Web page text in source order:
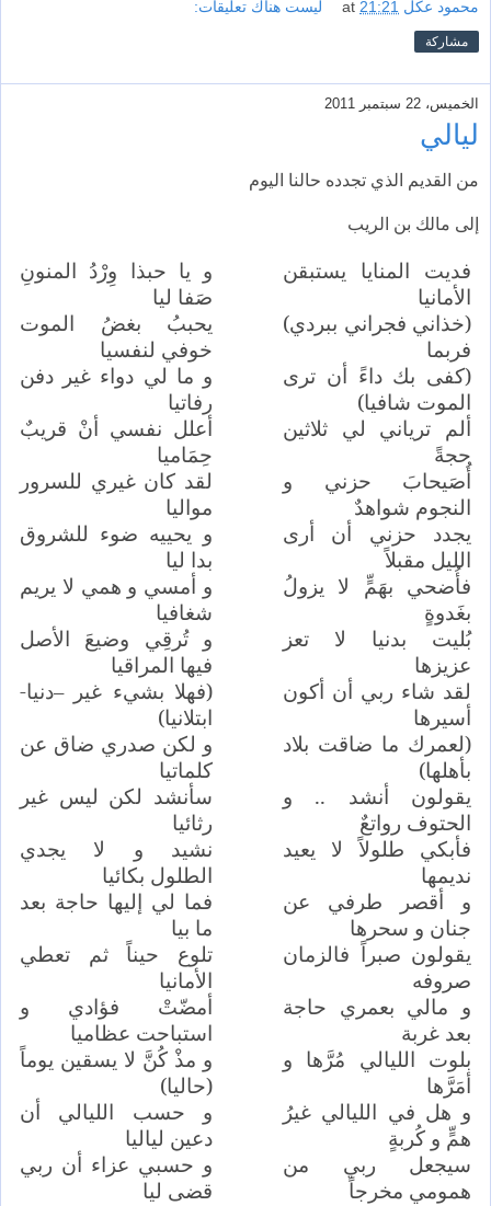
محمود عكل at 21:21 ليست هناك تعليقات:
مشاركة
الخميس، 22 سبتمبر 2011
ليالي
من القديم الذي تجدده حالنا اليوم
إلى مالك بن الريب
فديت المنايا يستبقن
الأمانيا
(خذاني فجراني ببردي)
فربما
(كفى بك داءً أن ترى
الموت شافيا)
ألم ترياني لي ثلاثين
حجةً
أُصَيحابَ حزني و
النجوم شواهدٌ
يجدد حزني أن أرى
الليل مقبلاً
فأُضحي بهَمٍّ لا يزولُ
بغَدوةٍ
بُليت بدنيا لا تعز
عزيزها
لقد شاء ربي أن أكون
أسيرها
(لعمرك ما ضاقت بلاد
بأهلها)
يقولون أنشد .. و
الحتوف رواتعٌ
فأبكي طلولاً لا يعيد
نديمها
و أقصر طرفي عن
جنان و سحرها
يقولون صبراً فالزمان
صروفه
و مالي بعمري حاجة
بعد غربة
بلوت الليالي مُرَّها و
أمَرَّها
و هل في الليالي غيرُ
همٍّ و كُربةٍ
سيجعل ربي من
همومي مخرجاً
و يا حبذا وِرْدُ المنونِ
صَفا ليا
يحببُ بغضُ الموت
خوفي لنفسيا
و ما لي دواء غير دفن
رفاتيا
أعلل نفسي أنْ قريبٌ
حِمَاميا
لقد كان غيري للسرور
مواليا
و يحييه ضوء للشروق
بدا ليا
و أمسي و همي لا يريم
شغافيا
و تُرقِي وضيعَ الأصل
فيها المراقيا
(فهلا بشيء غير –دنيا-
ابتلانيا)
و لكن صدري ضاق عن
كلماتيا
سأنشد لكن ليس غير
رثائيا
نشيد و لا يجدي
الطلول بكائيا
فما لي إليها حاجة بعد
ما بيا
تلوع حيناً ثم تعطي
الأمانيا
أمضّتْ فؤادي و
استباحت عظاميا
و مذْ كُنَّ لا يسقين يوماً
(حاليا)
و حسب الليالي أن
دعين لياليا
و حسبي عزاء أن ربي
قضى ليا